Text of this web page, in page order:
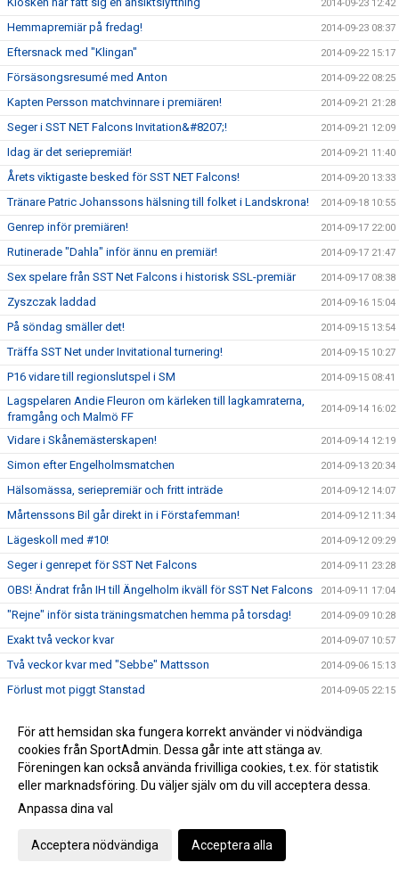
2014-09-23 12:42
Hemmapremiär på fredag! 2014-09-23 08:37
Eftersnack med "Klingan" 2014-09-22 15:17
Försäsongsresumé med Anton 2014-09-22 08:25
Kapten Persson matchvinnare i premiären! 2014-09-21 21:28
Seger i SST NET Falcons Invitation&#8207;! 2014-09-21 12:09
Idag är det seriepremiär! 2014-09-21 11:40
Årets viktigaste besked för SST NET Falcons! 2014-09-20 13:33
Tränare Patric Johanssons hälsning till folket i Landskrona! 2014-09-18 10:55
Genrep inför premiären! 2014-09-17 22:00
Rutinerade "Dahla" inför ännu en premiär! 2014-09-17 21:47
Sex spelare från SST Net Falcons i historisk SSL-premiär 2014-09-17 08:38
Zyszczak laddad 2014-09-16 15:04
På söndag smäller det! 2014-09-15 13:54
Träffa SST Net under Invitational turnering! 2014-09-15 10:27
P16 vidare till regionslutspel i SM 2014-09-15 08:41
Lagspelaren Andie Fleuron om kärleken till lagkamraterna,
framgång och Malmö FF
2014-09-14 16:02
Vidare i Skånemästerskapen! 2014-09-14 12:19
Simon efter Engelholmsmatchen 2014-09-13 20:34
Hälsomässa, seriepremiär och fritt inträde 2014-09-12 14:07
Mårtenssons Bil går direkt in i Förstafemman! 2014-09-12 11:34
Lägeskoll med #10! 2014-09-12 09:29
Seger i genrepet för SST Net Falcons 2014-09-11 23:28
OBS! Ändrat från IH till Ängelholm ikväll för SST Net Falcons 2014-09-11 17:04
"Rejne" inför sista träningsmatchen hemma på torsdag! 2014-09-09 10:28
Exakt två veckor kvar 2014-09-07 10:57
Två veckor kvar med "Sebbe" Mattsson 2014-09-06 15:13
Förlust mot piggt Stanstad 2014-09-05 22:15
25 dagar kvar 2014-09-02 16:37
Summering av lägret 2014-09-01 08:57
Ghillain tremålsskytt när SST Net Falcons föll i sudden 2014-08-30 23:01
Ny chans idag 16.00 på IH
Ännu ett nyförvärv till SST Net Falcons
För att hemsidan ska fungera korrekt använder vi nödvändiga
cookies från SportAdmin. Dessa går inte att stänga av.
Föreningen kan också använda frivilliga cookies, t.ex. för statistik
eller marknadsföring. Du väljer själv om du vill acceptera dessa.
Anpassa dina val
Acceptera nödvändiga Acceptera alla